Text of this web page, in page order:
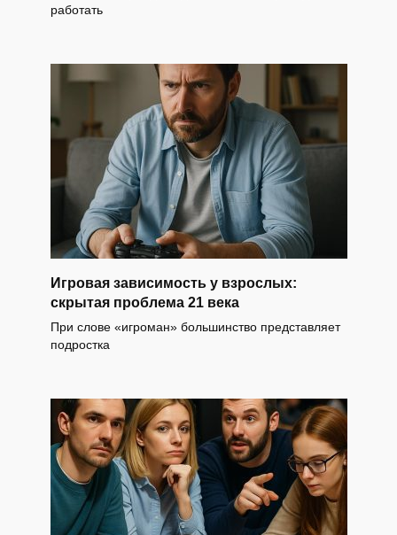
работать
Игровая зависимость у взрослых:
скрытая проблема 21 века
При слове «игроман» большинство представляет
подростка